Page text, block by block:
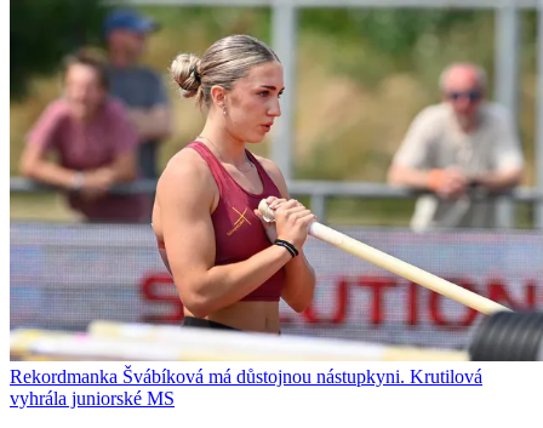
Rekordmanka Švábíková má důstojnou nástupkyni. Krutilová
vyhrála juniorské MS